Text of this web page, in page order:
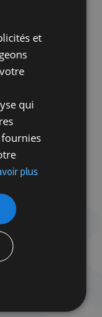
Puis
les grandes
absolument
peau de zob !
également.
dans
à
prédit la
d’Europe,
le
cœur de
été secoué
Face à
et donc
une attitude
que la théorie
et
qui
plus